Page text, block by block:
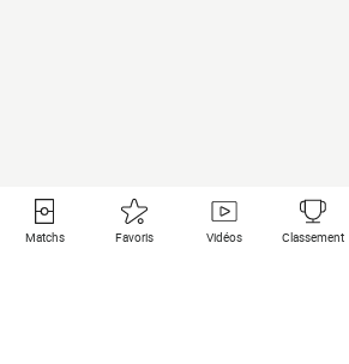
Matchs Favoris Vidéos Classement